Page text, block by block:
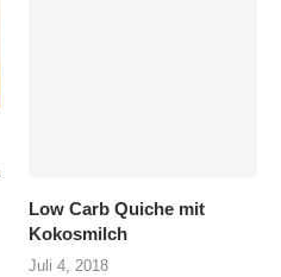
Low Carb Quiche mit
Kokosmilch
Juli 4, 2018